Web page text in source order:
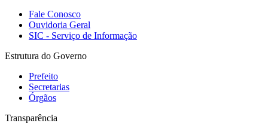
Fale Conosco
Ouvidoria Geral
SIC - Serviço de Informação
Estrutura do Governo
Prefeito
Secretarias
Órgãos
Transparência